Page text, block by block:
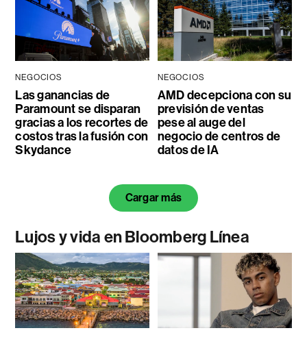
NEGOCIOS
Las ganancias de
Paramount se disparan
gracias a los recortes de
costos tras la fusión con
Skydance
NEGOCIOS
AMD decepciona con su
previsión de ventas
pese al auge del
negocio de centros de
datos de IA
Cargar más
Lujos y vida en Bloomberg Línea